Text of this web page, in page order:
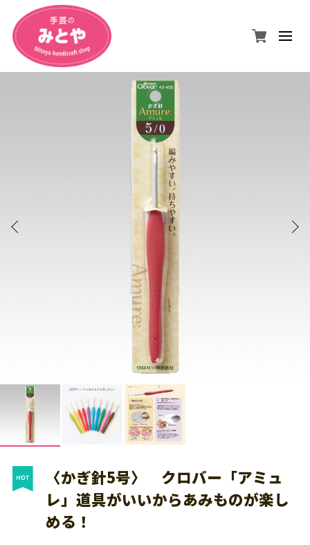
〈かぎ針5号〉 クロバー「アミュ
レ」道具がいいからあみものが楽し
める！